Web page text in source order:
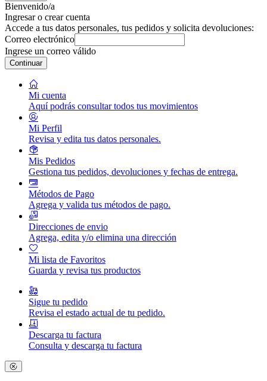
Bienvenido/a
Ingresar o crear cuenta
Accede a tus datos personales, tus pedidos y solicita devoluciones:
Correo electrónico
Ingrese un correo válido
Continuar
Mi cuenta
Aquí podrás consultar todos tus movimientos
Mi Perfil
Revisa y edita tus datos personales.
Mis Pedidos
Gestiona tus pedidos, devoluciones y fechas de entrega.
Métodos de Pago
Agrega y valida tus métodos de pago.
Direcciones de envio
Agrega, edita y/o elimina una dirección
Mi lista de Favoritos
Guarda y revisa tus productos
Sigue tu pedido
Revisa el estado actual de tu pedido.
Descarga tu factura
Consulta y descarga tu factura